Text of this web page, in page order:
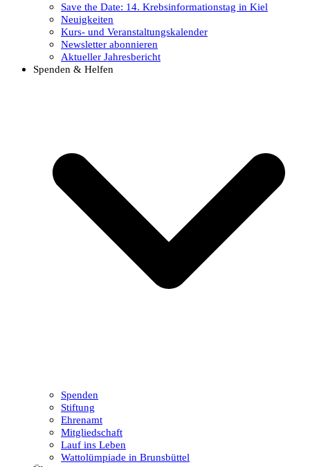
Save the Date: 14. Krebsinformationstag in Kiel
Neuigkeiten
Kurs- und Veranstaltungskalender
Newsletter abonnieren
Aktueller Jahresbericht
Spenden & Helfen
Spenden
Stiftung
Ehrenamt
Mitgliedschaft
Lauf ins Leben
Wattolümpiade in Brunsbüttel